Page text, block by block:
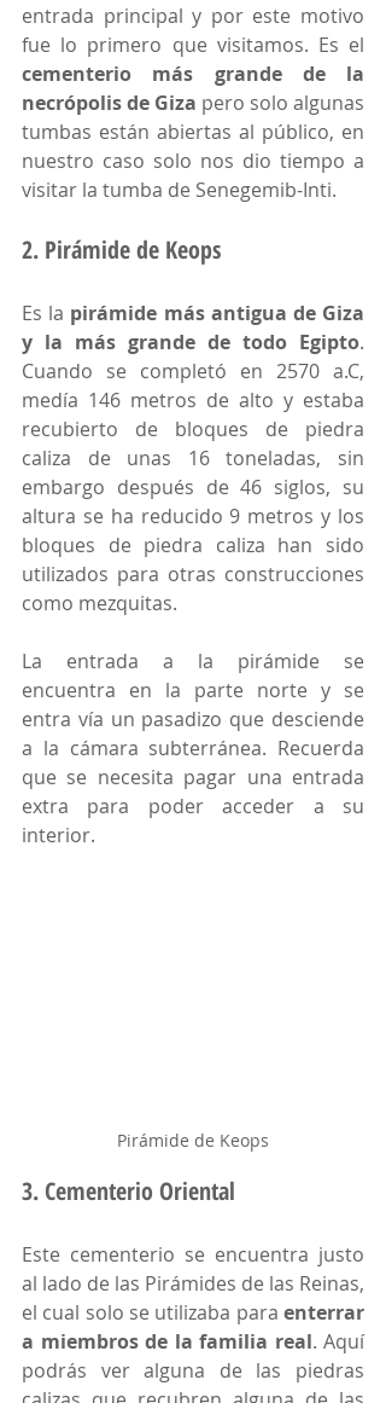
entrada principal y por este motivo
cementerio más grande de la
necrópolis de Giza pero solo algunas
tumbas están abiertas al público, en
nuestro caso solo nos dio tiempo a
visitar la tumba de Senegemib-Inti.
2. Pirámide de Keops
Es la pirámide más antigua de Giza
y la más grande de todo Egipto.
Cuando se completó en 2570 a.C,
medía 146 metros de alto y estaba
recubierto de bloques de piedra
caliza de unas 16 toneladas, sin
embargo después de 46 siglos, su
altura se ha reducido 9 metros y los
bloques de piedra caliza han sido
utilizados para otras construcciones
como mezquitas.
La entrada a la pirámide se
encuentra en la parte norte y se
entra vía un pasadizo que desciende
a la cámara subterránea. Recuerda
que se necesita pagar una entrada
extra para poder acceder a su
interior.
Pirámide de Keops
3. Cementerio Oriental
Este cementerio se encuentra justo
al lado de las Pirámides de las Reinas,
el cual solo se utilizaba para enterrar
a miembros de la familia real. Aquí
podrás ver alguna de las piedras